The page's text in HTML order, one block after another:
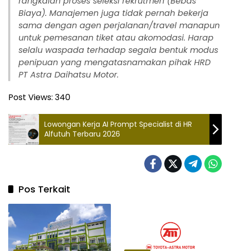
Biaya). Manajemen juga tidak pernah bekerja
sama dengan agen perjalanan/travel manapun
untuk pemesanan tiket atau akomodasi. Harap
selalu waspada terhadap segala bentuk modus
penipuan yang mengatasnamakan pihak HRD
PT Astra Daihatsu Motor.
Post Views: 340
Lowongan Kerja AI Prompt Specialist di HR
Alfutuh Terbaru 2026
Pos Terkait